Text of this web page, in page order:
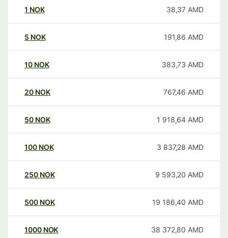
1 NOK 38,37 AMD
5 NOK 191,86 AMD
10 NOK 383,73 AMD
20 NOK 767,46 AMD
50 NOK 1 918,64 AMD
100 NOK 3 837,28 AMD
250 NOK 9 593,20 AMD
500 NOK 19 186,40 AMD
1000 NOK 38 372,80 AMD